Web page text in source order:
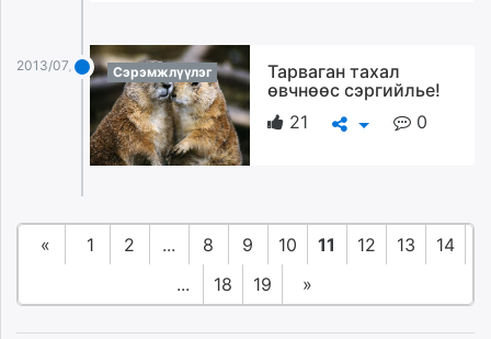
2013/07/26 Сэрэмжлүүлэг
Тарваган тахал
өвчнөөс сэргийлье!
21
0
« 1 2 ... 8 9 10 11 12 13
14
...
18 19 »